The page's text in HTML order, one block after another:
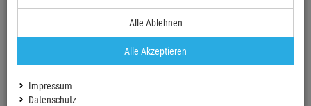
Finanzierung ab2,21 EUR/ Monat
UVP:42,00€2
Alle Ablehnen
Alle Akzeptieren
Impressum
Datenschutz